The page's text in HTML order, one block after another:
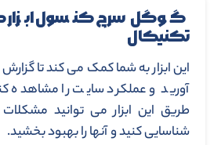
گوگل سرچ کنسول ابزار
تکنیکال
این ابزار به شما کمک می کند تا
آورید و عملکرد سایت را مشاهده
طریق این ابزار می توانید
شناسایی کنید و آنها را بهبود بخشید.